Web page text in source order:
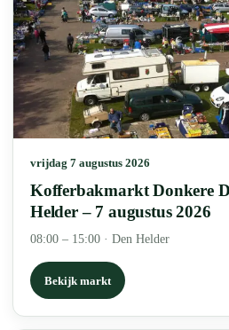
vrijdag 7 augustus 2026
Kofferbakmarkt Donkere
Helder – 7 augustus 2026
08:00 – 15:00 · Den Helder
Bekijk markt